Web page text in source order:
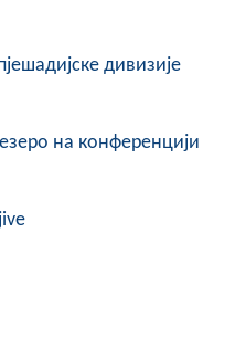
дивизије
на конференцији